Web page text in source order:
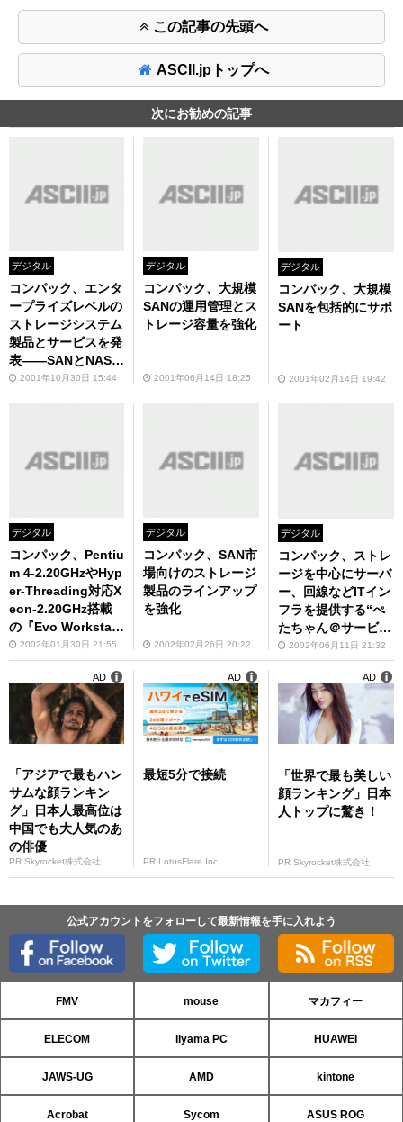
この記事の先頭へ
ASCII.jpトップへ
次にお勧めの記事
デジタル
コンパック、エンタ
ープライズレベルの
ストレージシステム
製品とサービスを発
表――SANとNASの
統合化を推進
2001年10月30日 15:44
デジタル
コンパック、大規模
SANの運用管理とス
トレージ容量を強化
2001年06月14日 18:25
デジタル
コンパック、大規模
SANを包括的にサポ
ート
2001年02月14日 19:42
デジタル
コンパック、Pentiu
m 4-2.20GHzやHyp
er-Threading対応X
eon-2.20GHz搭載
の『Evo Workstati
on』新シリーズを
発表
2002年01月30日 21:55
デジタル
コンパック、SAN市
場向けのストレージ
製品のラインアップ
を強化
2002年02月26日 20:22
デジタル
コンパック、ストレ
ージを中心にサーバ
ー、回線などITイン
フラを提供する“ぺ
たちゃん＠サービ
ス”を開始
2002年06月11日 21:32
「アジアで最もハン
サムな顔ランキン
グ」日本人最高位は
中国でも大人気のあ
の俳優
PR Skyrocket株式会社
AD
最短5分で接続
PR LotusFlare Inc
AD
「世界で最も美しい
顔ランキング」日本
人トップに驚き！
PR Skyrocket株式会社
AD
公式アカウントをフォローして最新情報を手に入れよう
FMV mouse マカフィー
ELECOM iiyama PC HUAWEI
JAWS-UG AMD kintone
Acrobat Sycom ASUS ROG